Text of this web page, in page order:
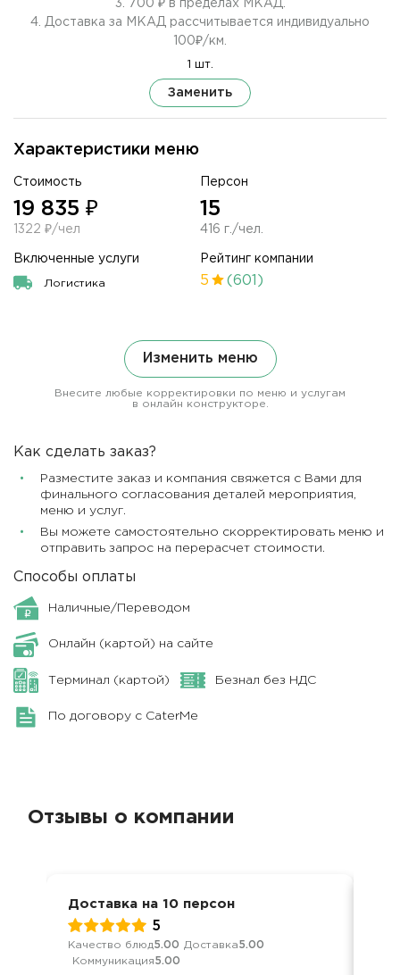
Характеристики меню
Стоимость
19 835 ₽
1322 ₽/чел
Персон
15
416 г./чел.
Включенные услуги
Логистика
Рейтинг компании
5 (601)
Изменить меню
Внесите любые корректировки по меню и услугам
в онлайн конструкторе.
3. 700 ₽ в пределах МКАД.
4. Доставка за МКАД рассчитывается индивидуально
100₽/км.
1 шт.
Заменить
Как сделать заказ?
Разместите заказ и компания свяжется с Вами для
финального согласования деталей мероприятия,
меню и услуг.
Вы можете самостоятельно скорректировать меню и
отправить запрос на перерасчет стоимости.
Способы оплаты
Наличные/Переводом
Онлайн (картой) на сайте
Терминал (картой) Безнал без НДС
По договору с CaterMe
Отзывы о компании
Доставка на 10 персон
5
Качество блюд5.00 Доставка5.00
Коммуникация5.00